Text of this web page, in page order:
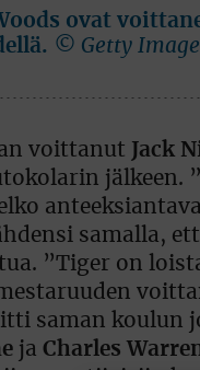
ovat
© Getty
voittanut Jack
jälkeen.
samalla,
”Tiger on
saman koulun
ja Charles